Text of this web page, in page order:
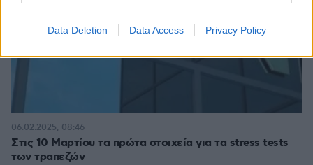
Data Deletion Data Access Privacy Policy
Στις 10 Μαρτίου τα πρώτα στοιχεία για τα stress tests
των τραπεζών
06.02.2025, 08:46